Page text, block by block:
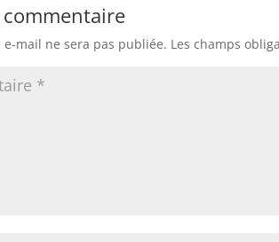
commentaire
e-mail ne sera pas publiée. Les champs